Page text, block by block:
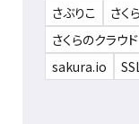
さぶりこ
さく
さくらのクラウド
sakura.io